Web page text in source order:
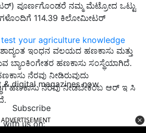
your agriculture knowledge
digital magazines now
Subscribe
with us on:
ಪೂರ್ಣಗೊಂಡರೆ ನಮ್ಮ ಮೆಟ್ರೋದ ಒಟ್ಟು
114.39 ಕಿಲೋಮೀಟರ್
ಇಂಧನ ವಲಯದ ಹಣಕಾಸು ಮತ್ತು
ಬ್ಯಾಂಕಿಂಗೇತರ ಹಣಕಾಸು ಸಂಸ್ಥೆಯಾಗಿದೆ.
ನೆರವು ನೀಡಿರುವುದು
ಹಣಕಾಸು ನೆರವು ನೀಡಬೇಕೆಂಬ ಆರ್ ಇ ಸಿ
ADVERTISEMENT